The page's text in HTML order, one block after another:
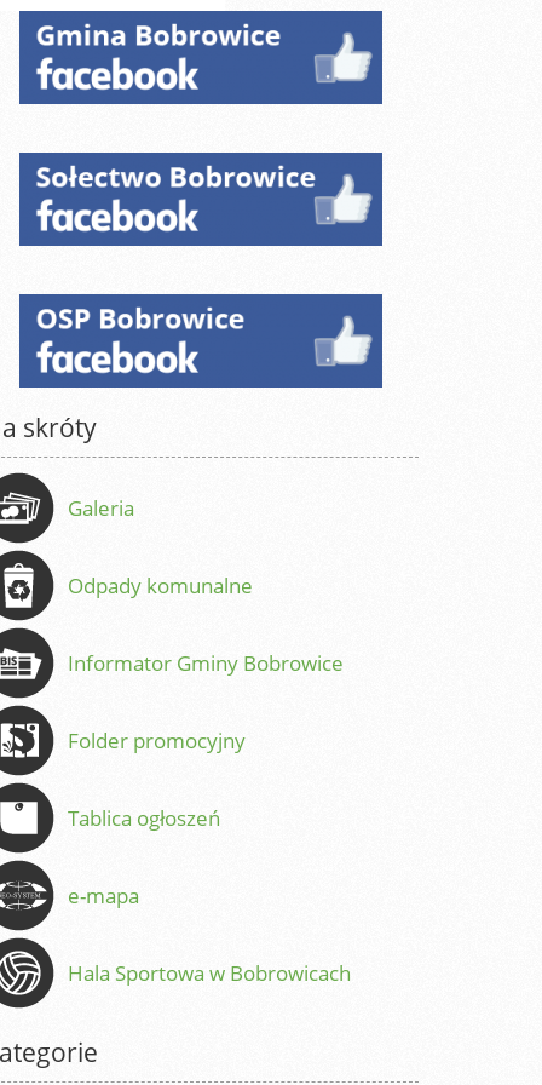
skróty
Galeria
Odpady komunalne
Informator Gminy Bobrowice
Folder promocyjny
Tablica ogłoszeń
e-mapa
Hala Sportowa w Bobrowicach